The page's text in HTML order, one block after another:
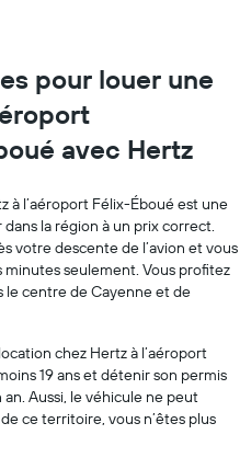
pour louer une
avec Hertz
à l’aéroport Félix-Éboué est une
la région à un prix correct.
votre descente de l’avion et vous
seulement. Vous profitez
le centre de Cayenne et de
chez Hertz à l’aéroport
19 ans et détenir son permis
Aussi, le véhicule ne peut
ce territoire, vous n’êtes plus